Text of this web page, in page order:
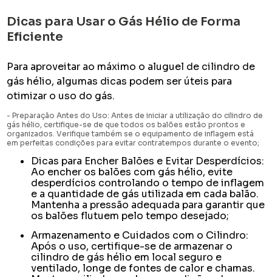
Dicas para Usar o Gás Hélio de Forma
Eficiente
Para aproveitar ao máximo o aluguel de cilindro de
gás hélio, algumas dicas podem ser úteis para
otimizar o uso do gás.
- Preparação Antes do Uso: Antes de iniciar a utilização do cilindro de
gás hélio, certifique-se de que todos os balões estão prontos e
organizados. Verifique também se o equipamento de inflagem está
em perfeitas condições para evitar contratempos durante o evento;
Dicas para Encher Balões e Evitar Desperdícios:
Ao encher os balões com gás hélio, evite
desperdícios controlando o tempo de inflagem
e a quantidade de gás utilizada em cada balão.
Mantenha a pressão adequada para garantir que
os balões flutuem pelo tempo desejado;
Armazenamento e Cuidados com o Cilindro:
Após o uso, certifique-se de armazenar o
cilindro de gás hélio em local seguro e
ventilado, longe de fontes de calor e chamas.